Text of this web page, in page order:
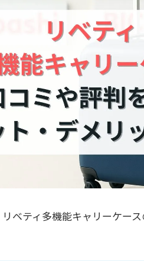
ベティ多機能キャリーケー